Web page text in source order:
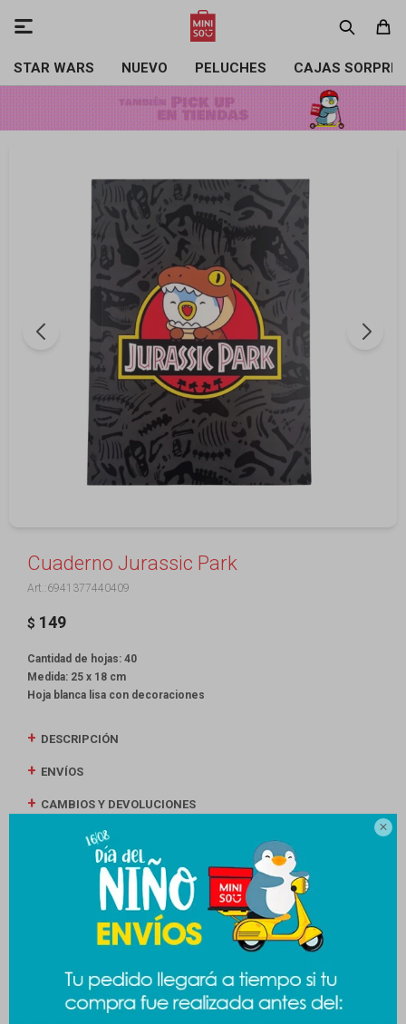

STAR WARS NUEVO PELUCHES CAJAS

Cuaderno Jurassic Park
6941377440409
$ 149
Cantidad de hojas: 40
Medida: 25 x 18 cm
Hoja blanca lisa con decoraciones
DESCRIPCIÓN
ENVÍOS
CAMBIOS Y DEVOLUCIONES
MEDIOS DE PAGO
Productos que te pueden interesar